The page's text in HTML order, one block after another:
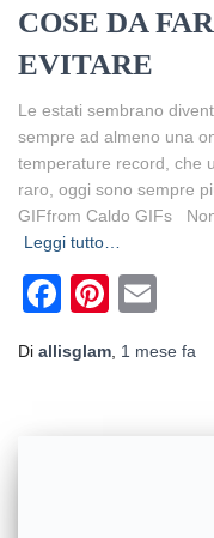
COSE DA
EVITARE
Le estati sembrano
sempre ad almeno una
temperature record, che
raro, oggi sono sempre
GIFfrom Caldo GIFs
Leggi tutto…
Facebook
Di allisglam, 1 mese fa